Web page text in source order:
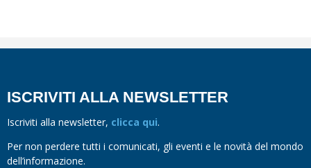
ISCRIVITI ALLA NEWSLETTER
Iscriviti alla newsletter, clicca qui.
Per non perdere tutti i comunicati, gli eventi e le novità del mondo
dell’informazione.